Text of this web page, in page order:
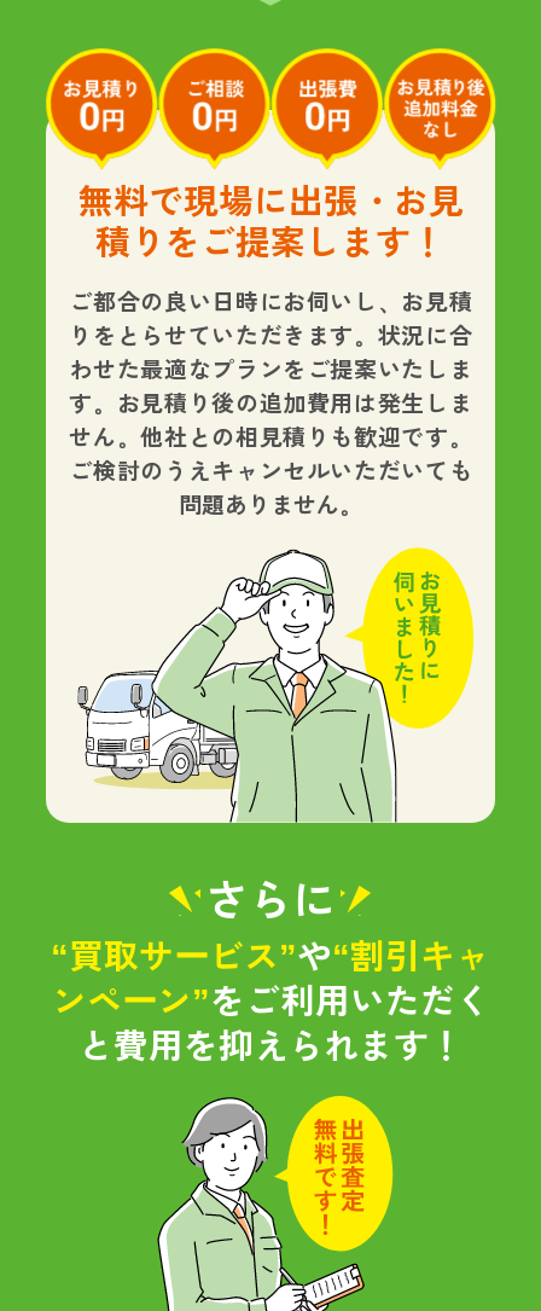
無料で現場に出張・お見
積りをご提案します！
ご都合の良い日時にお伺いし、お見積
りをとらせていただきます。状況に合
わせた最適なプランをご提案いたしま
す。
お見積り後の追加費用は発生しま
せん。他社との相見積りも歓迎です。
ご検討のうえキャンセルいただいても
問題ありません。
さらに
“買取サービス”や“割引キャ
ンペーン”をご利用いただく
と費用を抑えられます！